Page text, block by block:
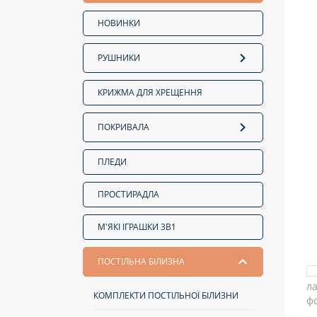
НОВИНКИ
РУШНИКИ
КРИЖМА ДЛЯ ХРЕЩЕННЯ
ПОКРИВАЛА
ПЛЕДИ
ПРОСТИРАДЛА
М'ЯКІ ІГРАШКИ 3В1
ПОСТІЛЬНА БІЛИЗНА
КОМПЛЕКТИ ПОСТІЛЬНОЇ БІЛИЗНИ